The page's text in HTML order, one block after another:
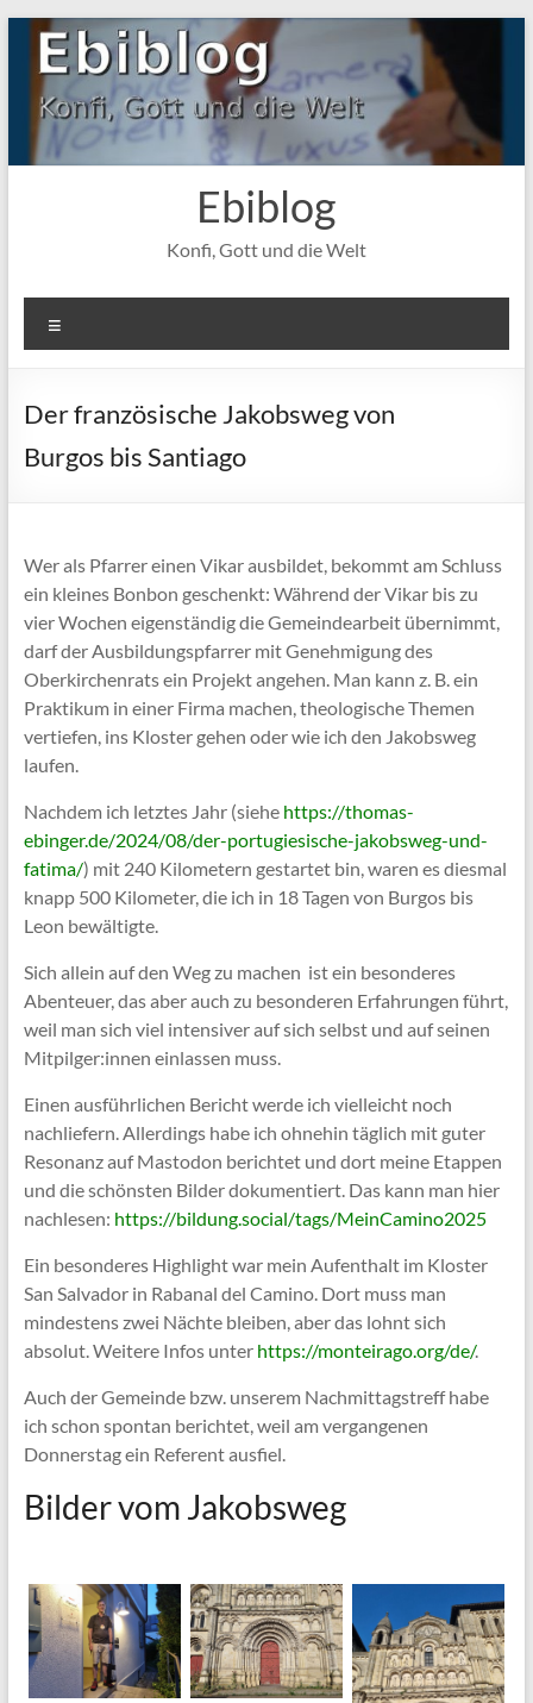
Zum
Inhalt
springen
Ebiblog
Konfi, Gott und die Welt
Der französische Jakobsweg von
Burgos bis Santiago
Wer als Pfarrer einen Vikar ausbildet, bekommt am Schluss
ein kleines Bonbon geschenkt: Während der Vikar bis zu
vier Wochen eigenständig die Gemeindearbeit übernimmt,
darf der Ausbildungspfarrer mit Genehmigung des
Oberkirchenrats ein Projekt angehen. Man kann z. B. ein
Praktikum in einer Firma machen, theologische Themen
vertiefen, ins Kloster gehen oder wie ich den Jakobsweg
laufen.
Nachdem ich letztes Jahr (siehe https://thomas-
ebinger.de/2024/08/der-portugiesische-jakobsweg-und-
fatima/) mit 240 Kilometern gestartet bin, waren es diesmal
knapp 500 Kilometer, die ich in 18 Tagen von Burgos bis
Leon bewältigte.
Sich allein auf den Weg zu machen ist ein besonderes
Abenteuer, das aber auch zu besonderen Erfahrungen führt,
weil man sich viel intensiver auf sich selbst und auf seinen
Mitpilger:innen einlassen muss.
Einen ausführlichen Bericht werde ich vielleicht noch
nachliefern. Allerdings habe ich ohnehin täglich mit guter
Resonanz auf Mastodon berichtet und dort meine Etappen
und die schönsten Bilder dokumentiert. Das kann man hier
nachlesen: https://bildung.social/tags/MeinCamino2025
Ein besonderes Highlight war mein Aufenthalt im Kloster
San Salvador in Rabanal del Camino. Dort muss man
mindestens zwei Nächte bleiben, aber das lohnt sich
absolut. Weitere Infos unter https://monteirago.org/de/.
Auch der Gemeinde bzw. unserem Nachmittagstreff habe
ich schon spontan berichtet, weil am vergangenen
Donnerstag ein Referent ausfiel.
Bilder vom Jakobsweg